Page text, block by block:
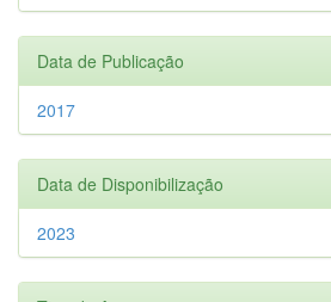
Data de Publicação
2017
Data de Disponibilização
2023